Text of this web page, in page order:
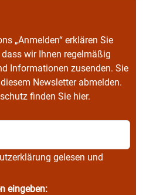
„Anmelden“ erklären Sie
wir Ihnen regelmäßig
Informationen zusenden. Sie
Newsletter abmelden.
finden Sie hier.
gelesen und
eingeben: